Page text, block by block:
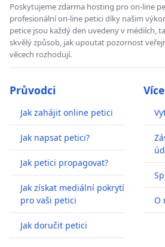
Poskytujeme zdarma hosting pro on-line
profesionální on-line petici díky našim
petice jsou každý den uvedeny v médiích,
skvělý způsob, jak upoutat pozornost
věcech rozhodují.
Průvodci
Jak zahájit online petici
Jak napsat petici?
Jak petici propagovat?
Jak získat mediální pokrytí
pro vaši petici
Jak doručit petici
Více
O